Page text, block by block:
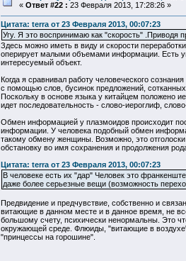
« Ответ #22 : 23 Февраля 2013, 17:28:26 »
Цитата: terra от 23 Февраля 2013, 00:07:23
Угу. Я это воспринимаю как "скорость" .Приводя
Здесь можно иметь в виду и скорости
оперирует малыми объемами информации. Есть
интересуемый объект.
Когда я сравнивал работу человеческого
с помощью слов, бусинок предложений,
Поскольку в основе языка у китайцем положено
идет последовательность - слово-иероглиф,
Обмен информацией у плазмоидов происходит
информации. У человека подобный обмен
такому обмену женщины. Возможно, это
обстановку во имя сохранения и продолжения
Цитата: terra от 23 Февраля 2013, 00:07:23
В человеке есть их "дар" Человек это
даже более серьезные вещи (возможность
Предвидение и предчувствие, собственно и
витающие в данном месте и в данное время, не
большому счету, психически ненормальны. Это
окружающей среде. Флюиды, "витающие в
"принцессы на горошине".